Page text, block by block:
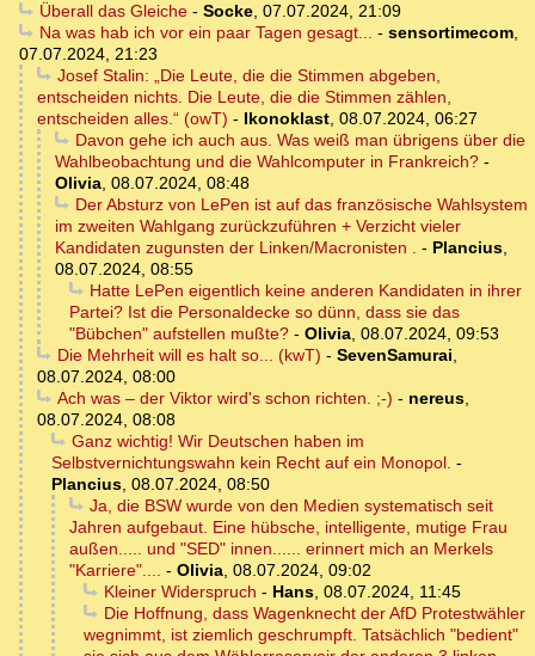
Überall das Gleiche- Socke, 07.07.2024, 21:09
Na was hab ich vor ein paar Tagen gesagt... - sensortimecom,
07.07.2024, 21:23
Josef Stalin: „Die Leute, die die Stimmen abgeben,
entscheiden nichts. Die Leute, die die Stimmen zählen,
entscheiden alles.“ (owT) - Ikonoklast, 08.07.2024, 06:27
Davon gehe ich auch aus. Was weiß man übrigens über die
Wahlbeobachtung und die Wahlcomputer in Frankreich? -
Olivia, 08.07.2024, 08:48
Der Absturz von LePen ist auf das französische Wahlsystem
im zweiten Wahlgang zurückzuführen + Verzicht vieler
Kandidaten zugunsten der Linken/Macronisten . - Plancius,
08.07.2024, 08:55
Hatte LePen eigentlich keine anderen Kandidaten in ihrer
Partei? Ist die Personaldecke so dünn, dass sie das
"Bübchen" aufstellen mußte? - Olivia, 08.07.2024, 09:53
Die Mehrheit will es halt so... (kwT) - SevenSamurai,
08.07.2024, 08:00
Ach was – der Viktor wird's schon richten. ;-) - nereus,
08.07.2024, 08:08
Ganz wichtig! Wir Deutschen haben im
Selbstvernichtungswahn kein Recht auf ein Monopol. -
Plancius, 08.07.2024, 08:50
Ja, die BSW wurde von den Medien systematisch seit
Jahren aufgebaut. Eine hübsche, intelligente, mutige Frau
außen..... und "SED" innen...... erinnert mich an Merkels
"Karriere".... - Olivia, 08.07.2024, 09:02
Kleiner Widerspruch - Hans, 08.07.2024, 11:45
Die Hoffnung, dass Wagenknecht der AfD Protestwähler
wegnimmt, ist ziemlich geschrumpft. Tatsächlich "bedient"